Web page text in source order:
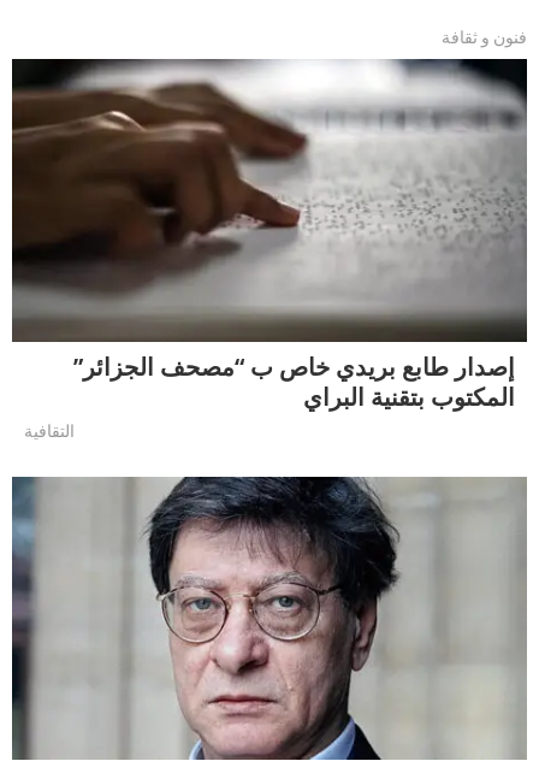
فنون و ثقافة
إصدار طابع بريدي خاص ب “مصحف الجزائر”
المكتوب بتقنية البراي
التقافية